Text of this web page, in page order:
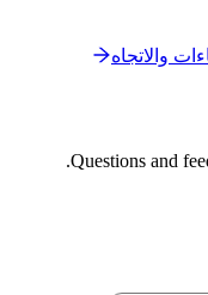
والاتجاه
Questions and